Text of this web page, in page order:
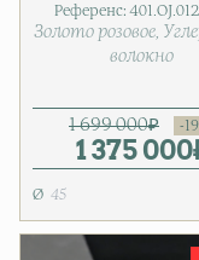
Референс:
Золото розовое
волокно
1 699 000₽
1 375 000
45